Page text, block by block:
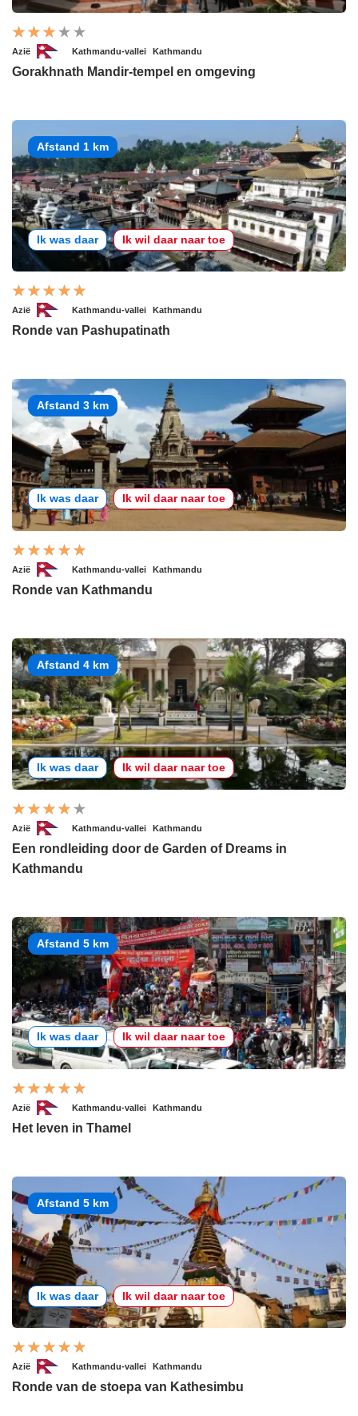
Azië Kathmandu-vallei Kathmandu
Gorakhnath Mandir-tempel en omgeving
Afstand 1 km
Ik was daar Ik wil daar naar toe
Azië Kathmandu-vallei Kathmandu
Ronde van Pashupatinath
Afstand 3 km
Ik was daar Ik wil daar naar toe
Azië Kathmandu-vallei Kathmandu
Ronde van Kathmandu
Afstand 4 km
Ik was daar Ik wil daar naar toe
Azië Kathmandu-vallei Kathmandu
Een rondleiding door de Garden of Dreams in
Kathmandu
Afstand 5 km
Ik was daar Ik wil daar naar toe
Azië Kathmandu-vallei Kathmandu
Het leven in Thamel
Afstand 5 km
Ik was daar Ik wil daar naar toe
Azië Kathmandu-vallei Kathmandu
Ronde van de stoepa van Kathesimbu